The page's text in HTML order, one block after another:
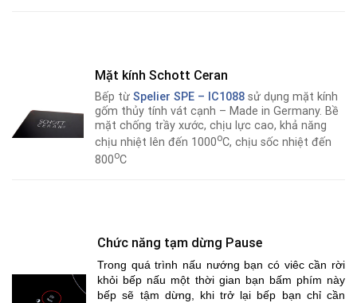
Mặt kính Schott Ceran
Bếp từSpelier SPE – IC1088 sử dụng mặt kính
gốm thủy tính vát cạnh – Made in Germany. Bề
mặt chống trầy xước, chịu lực cao, khả năng
chịu nhiệt lên đến 1000oC, chịu sốc nhiệt đến
800oC
Chức năng tạm dừng Pause
Trong quá trình nấu nướng bạn có viêc cần rời
khỏi bếp nấu một thời gian bạn bấm phím này
bếp sẽ tậm dừng, khi trở lại bếp bạn chỉ cần